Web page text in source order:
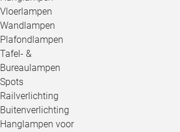
Vloerlampen
Wandlampen
Plafondlampen
Tafel- &
Bureaulampen
Spots
Railverlichting
Buitenverlichting
Hanglampen voor